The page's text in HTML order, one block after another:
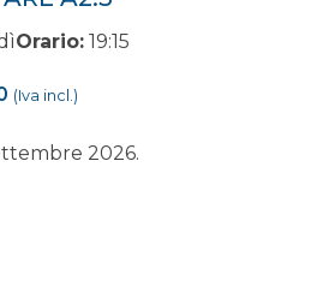
Orario: 19:15
(Iva incl.)
2026.